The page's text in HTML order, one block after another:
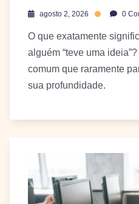
agosto 2, 2026 0
O que exatamente
alguém “teve uma
comum que raramente
sua profundidade.